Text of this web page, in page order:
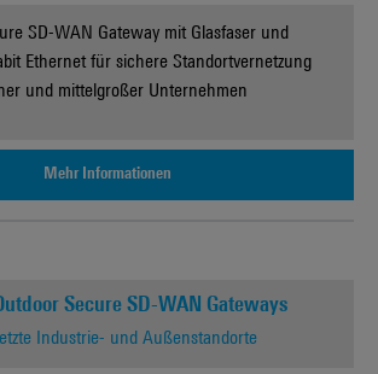
SD-WAN Gateway mit Glasfaser und
Ethernet für sichere Standortvernetzung
und mittelgroßer Unternehmen
Mehr Informationen
Secure SD-WAN Gateways
Industrie- und Außenstandorte